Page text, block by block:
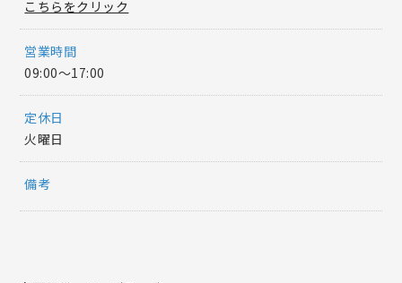
こちらをクリック
営業時間
09:00〜17:00
定休日
火曜日
備考